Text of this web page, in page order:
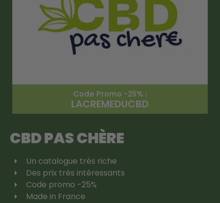
Code Promo -25% :
LACREMEDUCBD
CBD PAS CHÈRE
Un catalogue très riche
Des prix très intéressants
Code promo -25%
Made in France